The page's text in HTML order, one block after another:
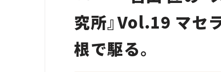
究所』Vol.19 マセ
根で駆る。